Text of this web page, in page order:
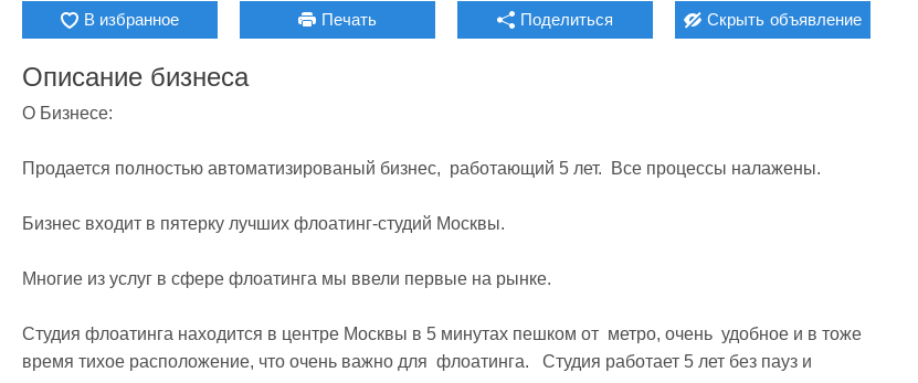
В избранное Печать Поделиться Скрыть объявление
Описание бизнеса
О Бизнесе:
Продается полностью автоматизированый бизнес,  работающий 5 лет.  Все процессы налажены.
Бизнес входит в пятерку лучших флоатинг-студий Москвы.
Многие из услуг в сфере флоатинга мы ввели первые на рынке.
Студия флоатинга находится в центре Москвы в 5 минутах пешком от  метро, очень  удобное и в тоже
время тихое расположение, что очень важно для  флоатинга.   Студия работает 5 лет без пауз и